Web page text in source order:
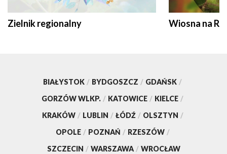
Zielnik regionalny Wiosna na
BIAŁYSTOK / BYDGOSZCZ / GDAŃSK /
GORZÓW WLKP. / KATOWICE / KIELCE /
KRAKÓW / LUBLIN / ŁÓDŹ / OLSZTYN /
OPOLE / POZNAŃ / RZESZÓW /
SZCZECIN / WARSZAWA / WROCŁAW